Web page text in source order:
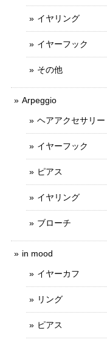
イヤリング
イヤーフック
その他
Arpeggio
ヘアアクセサリー
イヤーフック
ピアス
イヤリング
ブローチ
in mood
イヤーカフ
リング
ピアス